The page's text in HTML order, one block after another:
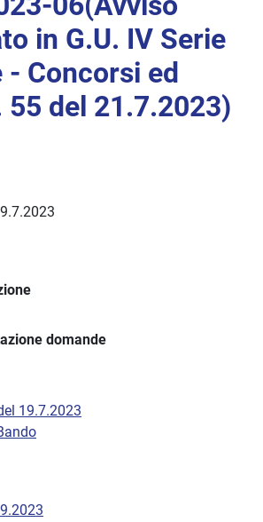
in G.U. IV Serie
- Concorsi ed
55 del 21.7.2023)
domande
19.7.2023